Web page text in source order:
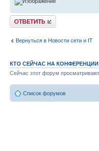
Ответить
Вернуться в Новости сети и IT
КТО СЕЙЧАС НА КОНФЕРЕНЦИИ
Сейчас этот форум
Список форумов